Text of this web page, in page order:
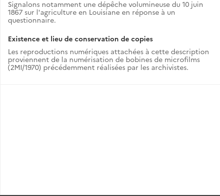
Signalons notamment une dépêche volumineuse du 10 juin
1867 sur l'agriculture en Louisiane en réponse à un
questionnaire.
Existence et lieu de conservation de copies
Les reproductions numériques attachées à cette description
proviennent de la numérisation de bobines de microfilms
(2MI/1970) précédemment réalisées par les archivistes.